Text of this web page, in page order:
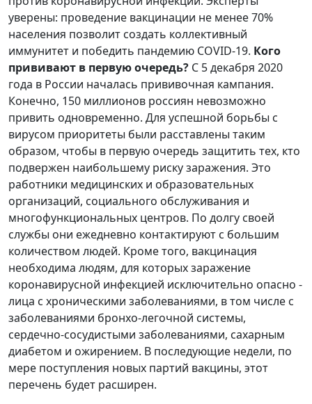
уверены: проведение вакцинации не менее 70%
населения позволит создать коллективный
иммунитет и победить пандемию COVID-19. Кого
прививают в первую очередь? С 5 декабря 2020
года в России началась прививочная кампания.
Конечно, 150 миллионов россиян невозможно
привить одновременно. Для успешной борьбы с
вирусом приоритеты были расставлены таким
образом, чтобы в первую очередь защитить тех, кто
подвержен наибольшему риску заражения. Это
работники медицинских и образовательных
организаций, социального обслуживания и
многофункциональных центров. По долгу своей
службы они ежедневно контактируют с большим
количеством людей. Кроме того, вакцинация
необходима людям, для которых заражение
коронавирусной инфекцией исключительно опасно -
лица с хроническими заболеваниями, в том числе с
заболеваниями бронхо-легочной системы,
сердечно-сосудистыми заболеваниями, сахарным
диабетом и ожирением. В последующие недели, по
мере поступления новых партий вакцины, этот
перечень будет расширен.